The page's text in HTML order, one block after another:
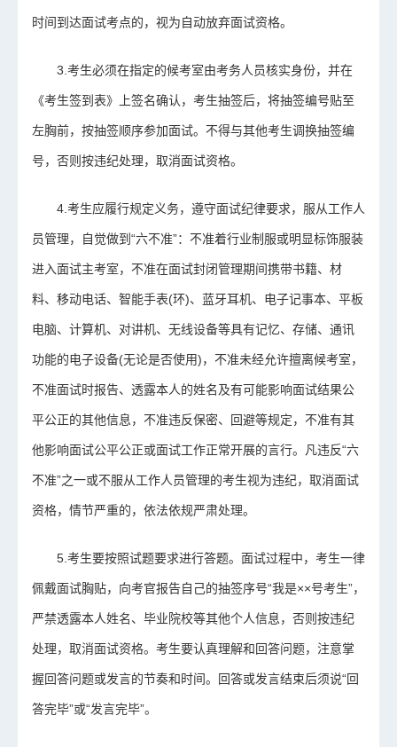
时间到达面试考点的，视为自动放弃面试资格。
3.考生必须在指定的候考室由考务人员核实身份，并在
《考生签到表》上签名确认，考生抽签后，将抽签编号贴至
左胸前，按抽签顺序参加面试。不得与其他考生调换抽签编
号，否则按违纪处理，取消面试资格。
4.考生应履行规定义务，遵守面试纪律要求，服从工作人
员管理，自觉做到“六不准”：不准着行业制服或明显标饰服装
进入面试主考室，不准在面试封闭管理期间携带书籍、材
料、移动电话、智能手表(环)、蓝牙耳机、电子记事本、平板
电脑、计算机、对讲机、无线设备等具有记忆、存储、通讯
功能的电子设备(无论是否使用)，不准未经允许擅离候考室，
不准面试时报告、透露本人的姓名及有可能影响面试结果公
平公正的其他信息，不准违反保密、回避等规定，不准有其
他影响面试公平公正或面试工作正常开展的言行。凡违反“六
不准”之一或不服从工作人员管理的考生视为违纪，取消面试
资格，情节严重的，依法依规严肃处理。
5.考生要按照试题要求进行答题。面试过程中，考生一律
佩戴面试胸贴，向考官报告自己的抽签序号“我是××号考生”，
严禁透露本人姓名、毕业院校等其他个人信息，否则按违纪
处理，取消面试资格。考生要认真理解和回答问题，注意掌
握回答问题或发言的节奏和时间。回答或发言结束后须说“回
答完毕”或“发言完毕”。